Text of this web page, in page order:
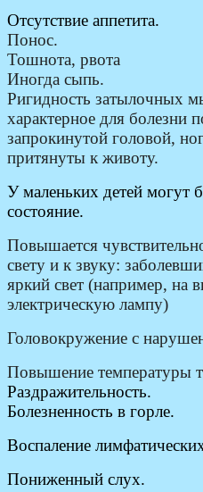
Отсутствие аппетита.
Понос.
Тошнота, рвота
Иногда сыпь.
Ригидность затылочных
характерное для болезни
запрокинутой головой,
притянуты к животу.
У маленьких детей могут
состояние.
Повышается
свету и к звуку:
яркий свет (например, на
электрическую лампу)
Головокружение с
Повышение температуры
Раздражительность.
Болезненность в горле.
Воспаление
Пониженный слух.